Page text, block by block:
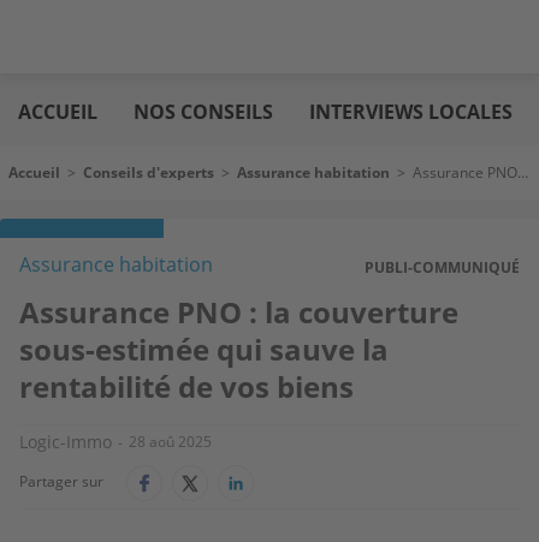
au
contenu
immo
ACCUEIL NOS CONSEILS INTERVIEWS LOCALES
Fil d'Ariane
Accueil > Conseils d'experts > Assurance habitation > Assurance PNO : la couverture sous-estimée qui sauve la rentabilité de vos biens
PUBLI-COMMUNIQUÉ
Assurance habitation
Assurance PNO : la couverture
sous-estimée qui sauve la
rentabilité de vos biens
Logic-Immo
28 aoû 2025
Partager sur